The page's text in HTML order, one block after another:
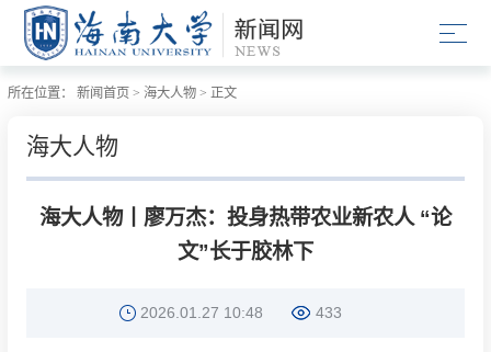
所在位置： 新闻首页 > 海大人物 > 正文
海大人物
海大人物丨廖万杰：投身热带农业新农人 “论
文”长于胶林下
2026.01.27 10:48 433